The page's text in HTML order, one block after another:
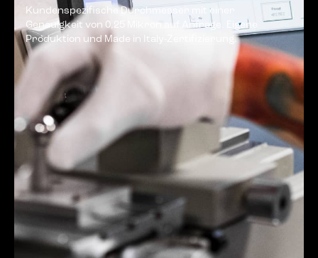
Kundenspezifische Durchmesser mit einer
Genauigkeit von 0,25 Mikron auf Anfrage. Eigene
Produktion und Made in Italy-Zertifizierung.